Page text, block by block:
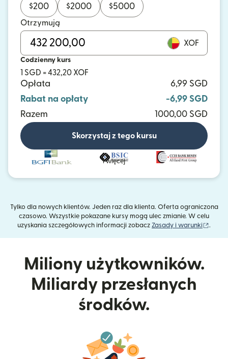
$200 $2000 $5000
Otrzymują
XOF
Codzienny kurs
1 SGD = 432,20 XOF
Opłata
6,99 SGD
Rabat na opłaty
-6,99 SGD
Razem
1000,00 SGD
Skorzystaj z tego kursu
i więcej
Tylko dla nowych klientów. Jeden raz dla klienta. Oferta ograniczona
czasowo. Wszystkie pokazane kursy mogą ulec zmianie. W celu
uzyskania szczegółowych informacji zobacz Zasady i warunki .
Miliony użytkowników.
Miliardy przesłanych
środków.